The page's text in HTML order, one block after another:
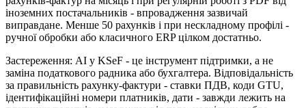
іноземних постачальників - впровадження зазвичай
виправдане. Менше 50 рахунків і при нескладному профілі -
ручної обробки або класичного ERP цілком достатньо.
Застереження: AI у KSeF - це інструмент підтримки, а не
заміна податкового радника або бухгалтера. Відповідальність
за правильність рахунку-фактури - ставки ПДВ, коди GTU,
ідентифікаційні номери платників, дати - завжди лежить на